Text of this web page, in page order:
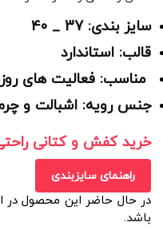
سایز بندی: 37 _ 40
قالب: استاندارد
مناسب: فعالیت های
جنس رویه: اشبالت و
خرید کفش و کتانی راحتی
راهنمای سایزبندی
در حال حاضر این محصول در
باشد.